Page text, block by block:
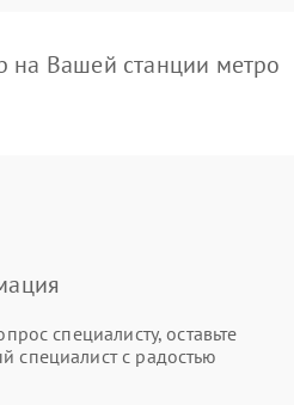
на Вашей станции метро
специалисту, оставьте
специалист с радостью